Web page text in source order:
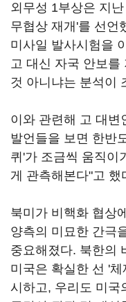
외무성 1부상은 지
무협상 재개'를 선언
미사일 발사시험을
고 대신 자국 안보를
것 아니냐는 분석이
이와 관련해 고 대변
발언들을 보면 한반
퀴'가 조금씩 움직이
게 관측해본다"고 했
북미가 비핵화 협상
양측의 미묘한 간극
중요해졌다. 북한의
미국은 확실한 선 '체
시하고, 우리도 미국